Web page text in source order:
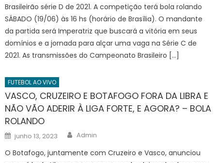
Brasileirão série D de 2021. A competição terá bola rolando
SÁBADO (19/06) às 16 hs (horário de Brasília). O mandante
da partida será Imperatriz que buscará a vitória em seus
domínios e a jornada para alçar uma vaga na Série C de
2021. As transmissões do Campeonato Brasileiro […]
FUTEBOL AO VIVO
VASCO, CRUZEIRO E BOTAFOGO FORA DA LIBRA E
NÃO VÃO ADERIR À LIGA FORTE, E AGORA? – BOLA
ROLANDO
Posted
on
junho 13, 2023 Author
Admin
O Botafogo, juntamente com Cruzeiro e Vasco, anunciou